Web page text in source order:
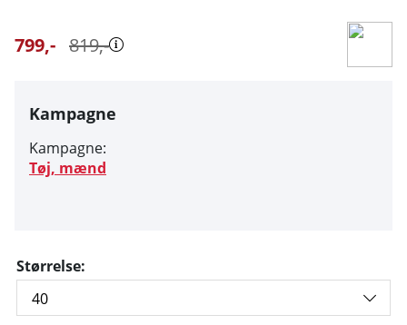
819,-
799,-
Kampagne
Kampagne:
Tøj, mænd
Størrelse: